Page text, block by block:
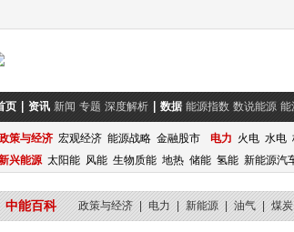
页 资讯 新闻 专题 深度解析 数据 能源指数 数说能源 能
策与经济 宏观经济 能源战略 金融股市 电力 火电 水电
兴能源 太阳能 风能 生物质能 地热 储能 氢能 新能源汽
中能百科 政策与经济 | 电力 | 新能源 | 油气 | 煤